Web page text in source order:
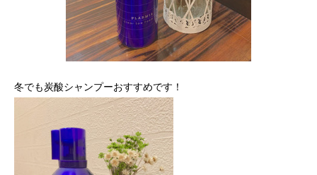
冬でも炭酸シャンプーおすすめです！